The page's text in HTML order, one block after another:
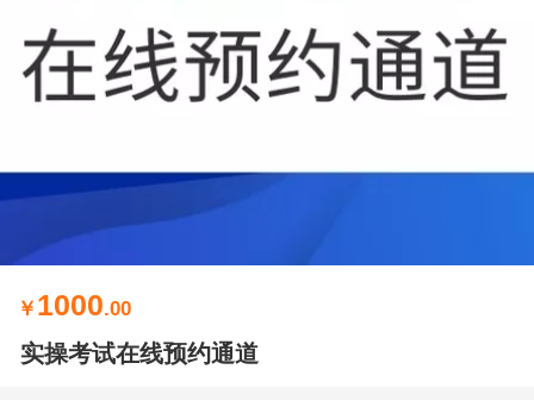
￥ 1000.00
实操考试在线预约通道